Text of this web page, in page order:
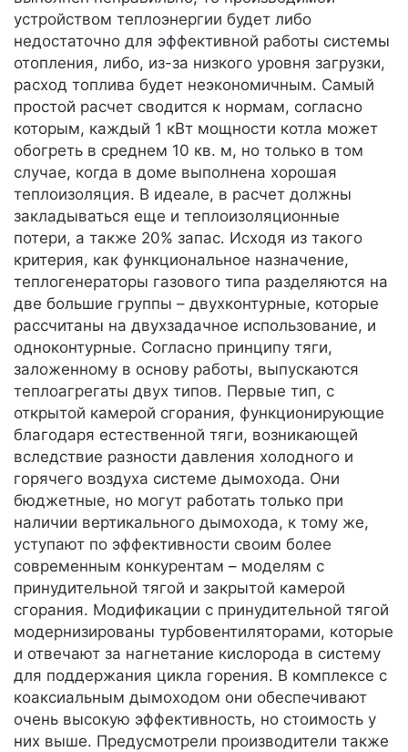
устройством теплоэнергии будет либо
недостаточно для эффективной работы системы
отопления, либо, из-за низкого уровня загрузки,
расход топлива будет неэкономичным. Самый
простой расчет сводится к нормам, согласно
которым, каждый 1 кВт мощности котла может
обогреть в среднем 10 кв. м, но только в том
случае, когда в доме выполнена хорошая
теплоизоляция. В идеале, в расчет должны
закладываться еще и теплоизоляционные
потери, а также 20% запас. Исходя из такого
критерия, как функциональное назначение,
теплогенераторы газового типа разделяются на
две большие группы – двухконтурные, которые
рассчитаны на двухзадачное использование, и
одноконтурные. Согласно принципу тяги,
заложенному в основу работы, выпускаются
теплоагрегаты двух типов. Первые тип, с
открытой камерой сгорания, функционирующие
благодаря естественной тяги, возникающей
вследствие разности давления холодного и
горячего воздуха системе дымохода. Они
бюджетные, но могут работать только при
наличии вертикального дымохода, к тому же,
уступают по эффективности своим более
современным конкурентам – моделям с
принудительной тягой и закрытой камерой
сгорания. Модификации с принудительной тягой
модернизированы турбовентиляторами, которые
и отвечают за нагнетание кислорода в систему
для поддержания цикла горения. В комплексе с
коаксиальным дымоходом они обеспечивают
очень высокую эффективность, но стоимость у
них выше. Предусмотрели производители также